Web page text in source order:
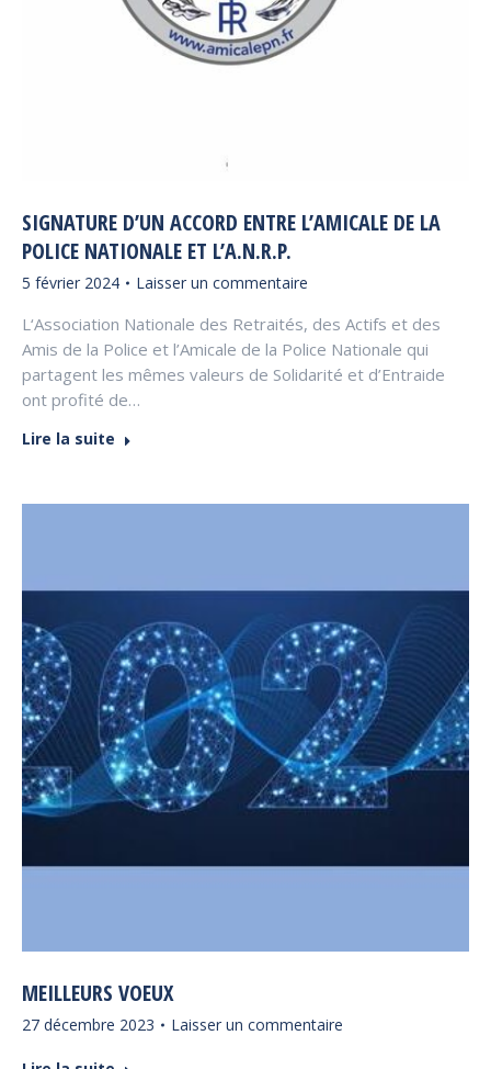
SIGNATURE D’UN ACCORD ENTRE L’AMICALE DE LA
POLICE NATIONALE ET L’A.N.R.P.
5 février 2024 Laisser un commentaire
L‘Association Nationale des Retraités, des Actifs et des
Amis de la Police et l’Amicale de la Police Nationale qui
partagent les mêmes valeurs de Solidarité et d’Entraide
ont profité de…
Lire la suite
MEILLEURS VOEUX
27 décembre 2023 Laisser un commentaire